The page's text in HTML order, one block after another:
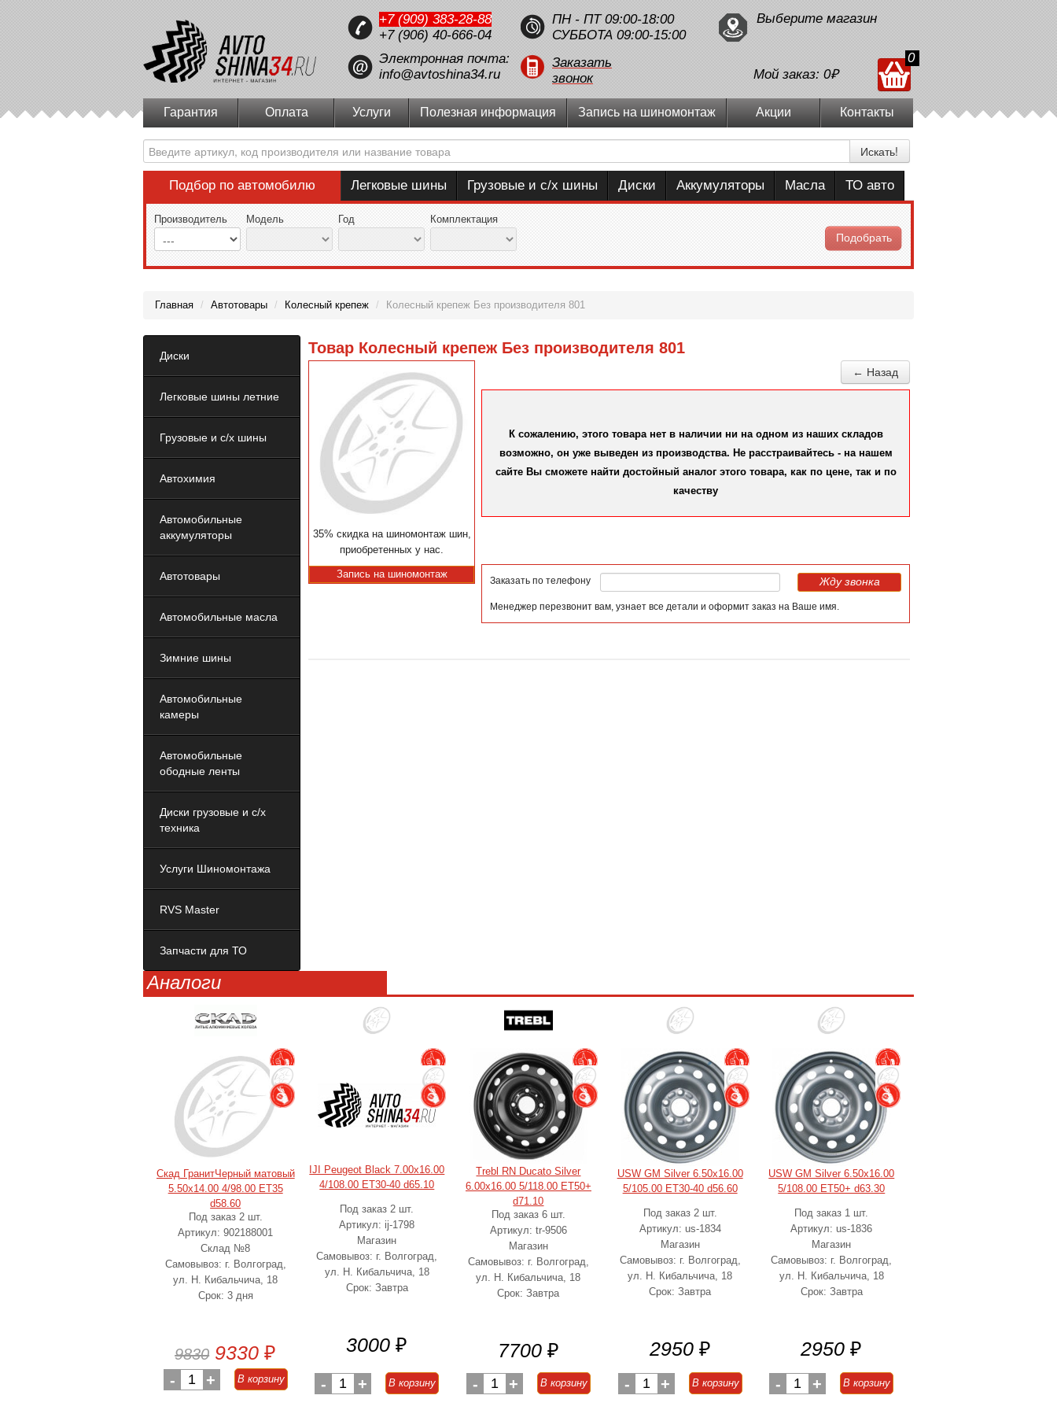
+7 (909) 383-28-88
+7 (906) 40-666-04
Электронная почта:
info@avtoshina34.ru
ПН - ПТ 09:00-18:00
СУББОТА 09:00-15:00
Заказать
звонок
Выберите магазин
Мой заказ: 0₽
0
Гарантия Оплата Услуги Полезная информация Запись на шиномонтаж Акции Контакты
Искать!
Подбор по автомобилю Легковые шины Грузовые и с/х шины Диски Аккумуляторы Масла ТО авто
Производитель Модель Год Комплектация
Подобрать
Главная / Автотовары / Колесный крепеж / Колесный крепеж Без производителя 801
Диски
Легковые шины летние
Грузовые и с/х шины
Автохимия
Автомобильные
аккумуляторы
Автотовары
Автомобильные масла
Зимние шины
Автомобильные
камеры
Автомобильные
ободные ленты
Диски грузовые и с/х
техника
Услуги Шиномонтажа
RVS Master
Запчасти для ТО
Товар Колесный крепеж Без производителя 801
← Назад
35% скидка на шиномонтаж шин,
приобретенных у нас.
Запись на шиномонтаж
К сожалению, этого товара нет в наличии ни на одном из наших складов
возможно, он уже выведен из производства. Не расстраивайтесь - на нашем
сайте Вы сможете найти достойный аналог этого товара, как по цене, так и по
качеству
Заказать по телефону Жду звонка
Менеджер перезвонит вам, узнает все детали и оформит заказ на Ваше имя.
Аналоги
Скад ГранитЧерный матовый
5.50x14.00 4/98.00 ET35
d58.60
Под заказ 2 шт.
Артикул: 902188001
Склад №8
Самовывоз: г. Волгоград,
ул. Н. Кибальчича, 18
Срок: 3 дня
9830 9330 ₽
- 1 + В корзину
IJI Peugeot Black 7.00x16.00
4/108.00 ET30-40 d65.10
Под заказ 2 шт.
Артикул: ij-1798
Магазин
Самовывоз: г. Волгоград,
ул. Н. Кибальчича, 18
Срок: Завтра
3000 ₽
- 1 + В корзину
Trebl RN Ducato Silver
6.00x16.00 5/118.00 ET50+
d71.10
Под заказ 6 шт.
Артикул: tr-9506
Магазин
Самовывоз: г. Волгоград,
ул. Н. Кибальчича, 18
Срок: Завтра
7700 ₽
- 1 + В корзину
USW GM Silver 6.50x16.00
5/105.00 ET30-40 d56.60
Под заказ 2 шт.
Артикул: us-1834
Магазин
Самовывоз: г. Волгоград,
ул. Н. Кибальчича, 18
Срок: Завтра
2950 ₽
- 1 + В корзину
USW GM Silver 6.50x16.00
5/108.00 ET50+ d63.30
Под заказ 1 шт.
Артикул: us-1836
Магазин
Самовывоз: г. Волгоград,
ул. Н. Кибальчича, 18
Срок: Завтра
2950 ₽
- 1 + В корзину